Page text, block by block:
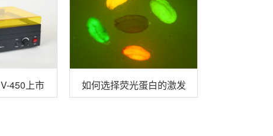
450上市 如何选择荧光蛋白的激发波长？